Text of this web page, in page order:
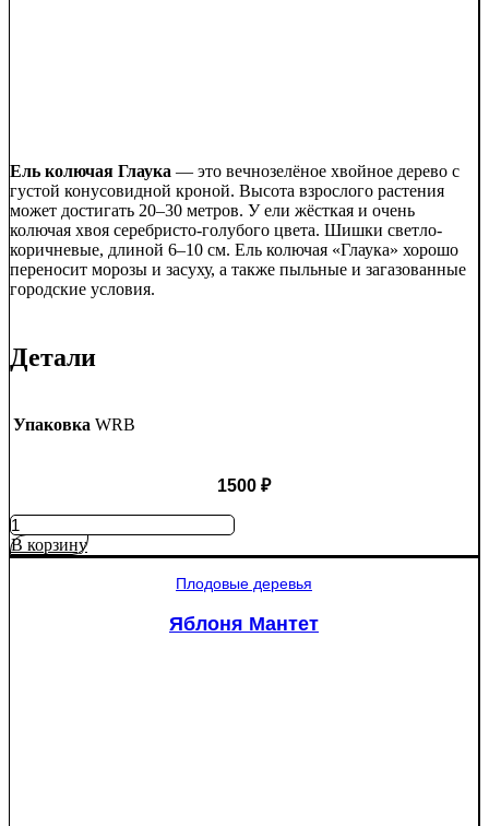
Ель колючая Глаука — это вечнозелёное хвойное дерево с
густой конусовидной кроной. Высота взрослого растения
может достигать 20–30 метров. У ели жёсткая и очень
колючая хвоя серебристо-голубого цвета. Шишки светло-
коричневые, длиной 6–10 см. Ель колючая «Глаука» хорошо
переносит морозы и засуху, а также пыльные и загазованные
городские условия.
Детали
Упаковка WRB
1500 ₽
Количество
товара
Ель
В корзину
Плодовые деревья
Яблоня Мантет